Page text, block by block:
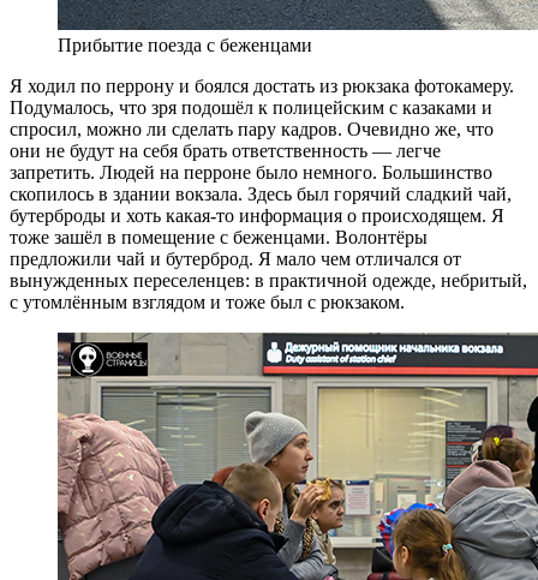
Прибытие поезда с беженцами
Я ходил по перрону и боялся достать из рюкзака фотокамеру.
Подумалось, что зря подошёл к полицейским с казаками и
спросил, можно ли сделать пару кадров. Очевидно же, что
они не будут на себя брать ответственность — легче
запретить. Людей на перроне было немного. Большинство
скопилось в здании вокзала. Здесь был горячий сладкий чай,
бутерброды и хоть какая-то информация о происходящем. Я
тоже зашёл в помещение с беженцами. Волонтёры
предложили чай и бутерброд. Я мало чем отличался от
вынужденных переселенцев: в практичной одежде, небритый,
с утомлённым взглядом и тоже был с рюкзаком.